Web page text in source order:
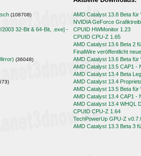
(108708)
2003 32-Bit & 64-Bit, .exe] -
(36048)
AMD Catalyst 13.8 Beta
NVIDIA GeForce
CPUID HWMonitor 1.23
CPUID CPU-Z 1.65
AMD Catalyst 13.6 Beta 2
FinalWire veröffentlicht
AMD Catalyst 13.6 Beta für
AMD Catalyst 13.5 CAP1 -
AMD Catalyst 13.4 Beta
AMD Catalyst 13.4
AMD Catalyst 13.5 Beta für
AMD Catalyst 13.4 CAP1 -
AMD Catalyst 13.4 WHQL
CPUID CPU-Z 1.64
TechPowerUp GPU-Z
AMD Catalyst 13.3 Beta 3